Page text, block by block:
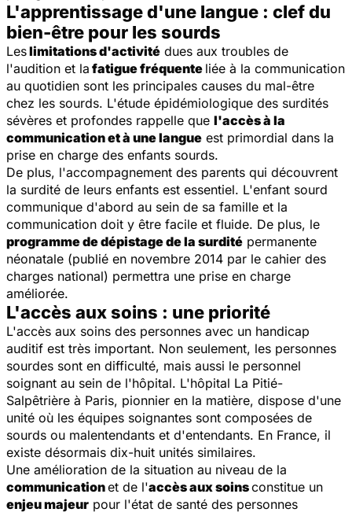
L'apprentissage d'une langue : clef du
bien-être pour les sourds
Leslimitations d'activité dues aux troubles de
l'audition et la fatigue fréquente liée à la communication
au quotidien sont les principales causes du mal-être
chez les sourds. L'étude épidémiologique des surdités
sévères et profondes rappelle que l'accès à la
communication et à une langue est primordial dans la
prise en charge des enfants sourds.
De plus, l'accompagnement des parents qui découvrent
la surdité de leurs enfants est essentiel. L'enfant sourd
communique d'abord au sein de sa famille et la
communication doit y être facile et fluide. De plus, le
programme de dépistage de la surdité permanente
néonatale (publié en novembre 2014 par le cahier des
charges national) permettra une prise en charge
améliorée.
L'accès aux soins : une priorité
L'accès aux soins des personnes avec un handicap
auditif est très important. Non seulement, les personnes
sourdes sont en difficulté, mais aussi le personnel
soignant au sein de l'hôpital. L'hôpital La Pitié-
Salpêtrière à Paris, pionnier en la matière, dispose d'une
unité où les équipes soignantes sont composées de
sourds ou malentendants et d'entendants. En France, il
existe désormais dix-huit unités similaires.
Une amélioration de la situation au niveau de la
communicationet de l'accès aux soinsconstitue un
enjeu majeur pour l'état de santé des personnes